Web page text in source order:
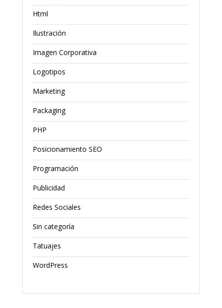
Html
Ilustración
Imagen Corporativa
Logotipos
Marketing
Packaging
PHP
Posicionamiento SEO
Programación
Publicidad
Redes Sociales
Sin categoría
Tatuajes
WordPress